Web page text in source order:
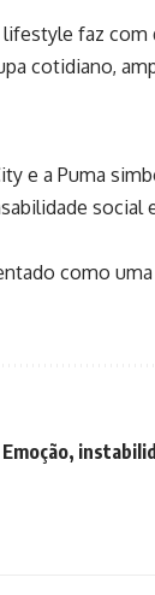
faz com
cotidiano,
e a Puma
social
como
Emoção,